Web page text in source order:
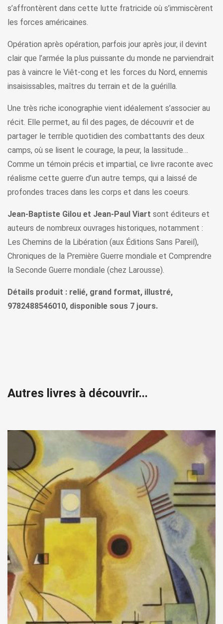
s’affrontèrent dans cette lutte fratricide où s’immiscèrent
les forces américaines.
Opération après opération, parfois jour après jour, il devint
clair que l’armée la plus puissante du monde ne parviendrait
pas à vaincre le Viêt-cong et les forces du Nord, ennemis
insaisissables, maîtres du terrain et de la guérilla.
Une très riche iconographie vient idéalement s’associer au
récit. Elle permet, au fil des pages, de découvrir et de
partager le terrible quotidien des combattants des deux
camps, où se lisent le courage, la peur, la lassitude…
Comme un témoin précis et impartial, ce livre raconte avec
réalisme cette guerre d’un autre temps, qui a laissé de
profondes traces dans les corps et dans les coeurs.
Jean-Baptiste Gilou et Jean-Paul Viart sont éditeurs et
auteurs de nombreux ouvrages historiques, notamment :
Les Chemins de la Libération (aux Éditions Sans Pareil),
Chroniques de la Première Guerre mondiale et Comprendre
la Seconde Guerre mondiale (chez Larousse).
Détails produit : relié, grand format, illustré,
9782488546010, disponible sous 7 jours.
Autres livres à découvrir...